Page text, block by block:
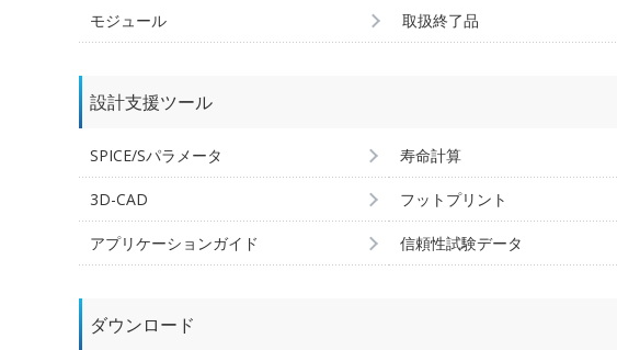
モジュール 取扱終了品
設計支援ツール
SPICE/Sパラメータ 寿命計算
3D-CAD フットプリント
アプリケーションガイド 信頼性試験データ
ダウンロード